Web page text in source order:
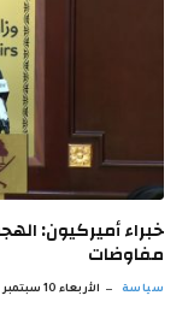
خبراء أميركيون:
مفاوضات
سياسة الأربعاء 10 سبتمبر 9:50 ص